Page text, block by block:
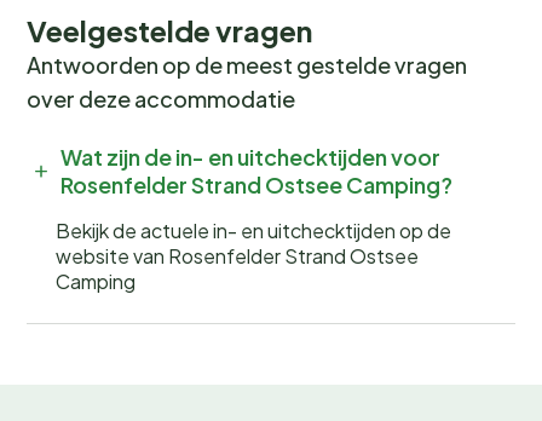
Veelgestelde vragen
Antwoorden op de meest gestelde vragen
over deze accommodatie
Wat zijn de in- en uitchecktijden voor
Rosenfelder Strand Ostsee Camping?
Bekijk de actuele in- en uitchecktijden op de
website van Rosenfelder Strand Ostsee
Camping